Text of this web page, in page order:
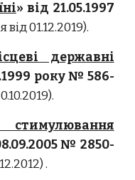
» від 21.05.1997
01.12.2019).
державні
року № 586-
№ 2850-
.